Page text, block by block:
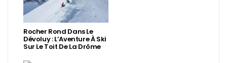
Rocher Rond Dans Le
Dévoluy : L’Aventure À Ski
Sur Le Toit De La Drôme